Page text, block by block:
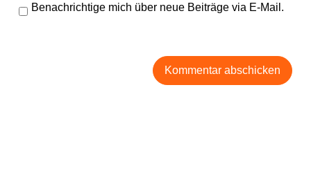
Benachrichtige mich über neue Beiträge via E-Mail.